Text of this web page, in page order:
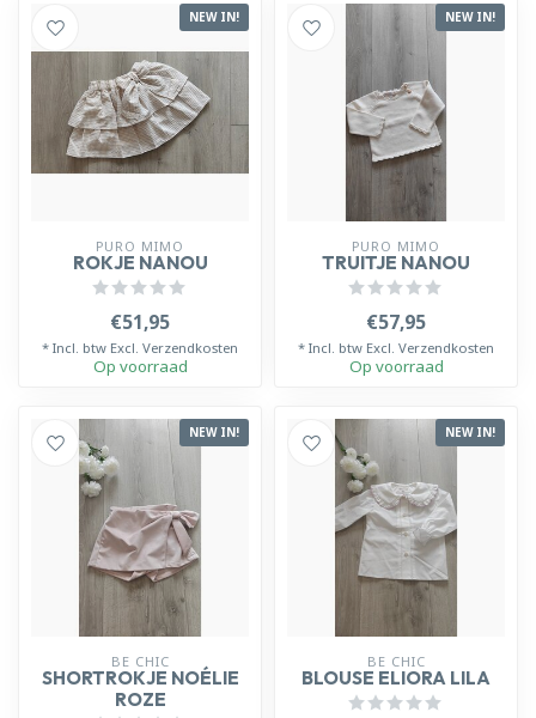
NEW IN!
PURO MIMO
ROKJE NANOU
€51,95
* Incl. btw Excl. Verzendkosten
Op voorraad
NEW IN!
PURO MIMO
TRUITJE NANOU
€57,95
* Incl. btw Excl. Verzendkosten
Op voorraad
NEW IN!
BE CHIC
SHORTROKJE NOÉLIE
ROZE
NEW IN!
BE CHIC
BLOUSE ELIORA LILA